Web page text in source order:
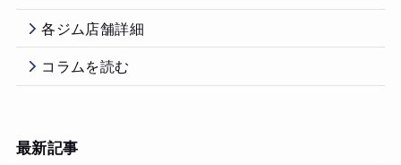
各ジム店舗詳細
コラムを読む
最新記事